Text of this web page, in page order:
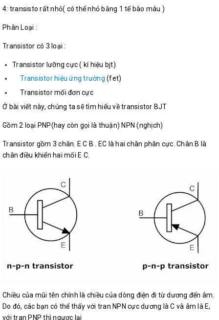
4: transisto rất nhỏ( có thể nhỏ bằng 1 tế bào máu )
Phân Loại :
Transistor có 3 loại :
Transistor lưỡng cực ( kí hiệu bjt)
Transistor hiệu ứng trường (fet)
Transistor mối đơn cực
Ở bài viết này, chúng ta sẽ tìm hiểu về transistor BJT
Gồm 2 loại PNP(hay còn gọi là thuận) NPN (nghịch)
Transistor gồm 3 chân. E C B . EC là hai chân phân cực. Chân B là
chân điều khiển hai mối E C.
Chiều của mũi tên chính là chiều của dòng điện đi từ dương đến âm.
Do đó, các bạn có thể thấy với tran NPN cực dương là C và âm là E,
với tran PNP thì ngược lại